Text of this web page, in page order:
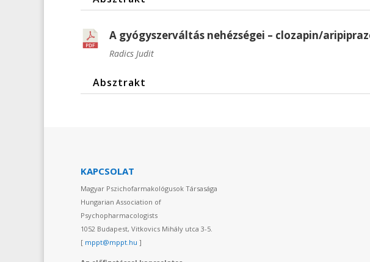
A gyógyszerváltás nehézségei – clozapin/
Radics Judit
Absztrakt
KAPCSOLAT
Magyar Pszichofarmakológusok Társasága
Hungarian Association of
Psychopharmacologists
1052 Budapest, Vitkovics Mihály utca 3-5.
[ mppt@mppt.hu ]